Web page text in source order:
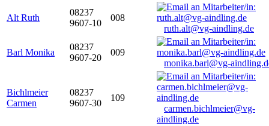
Alt Ruth
08237
9607-10
008
ruth.alt@vg-aindling.de
Barl Monika
08237
9607-20
009
monika.barl@vg-
Bichlmeier
Carmen
08237
9607-30
109
carmen.bichlmeier@vg-
aindling.de